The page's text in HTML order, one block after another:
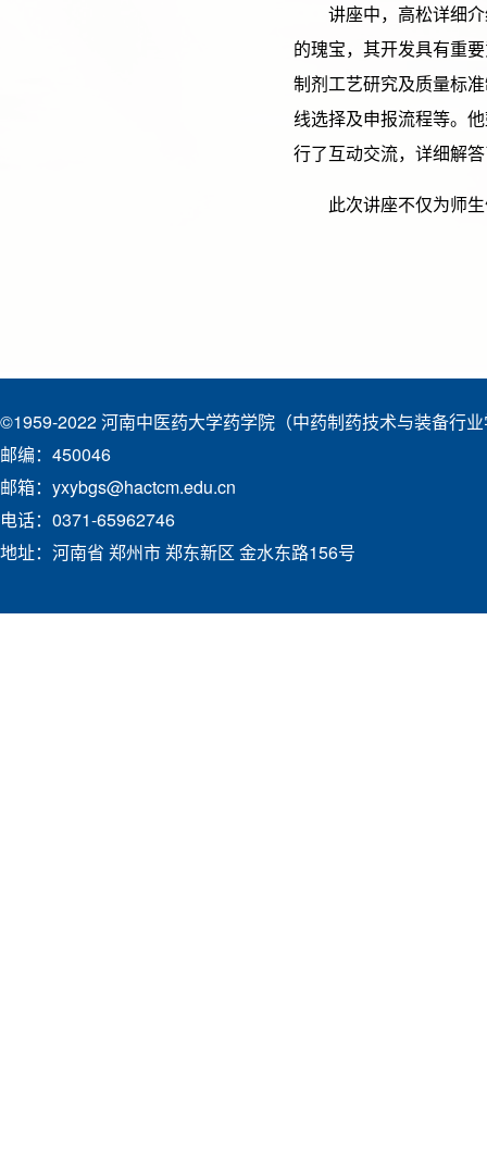
讲座中，高松详细
的瑰宝，其开发具有重
制剂工艺研究及质量标
线选择及申报流程等。
行了互动交流，详细解
此次讲座不仅为师
©1959-2022 河南中医药大学药学院（中药制药技术与装备行
邮编：450046
邮箱：yxybgs@hactcm.edu.cn
电话：0371-65962746
地址：河南省 郑州市 郑东新区 金水东路156号